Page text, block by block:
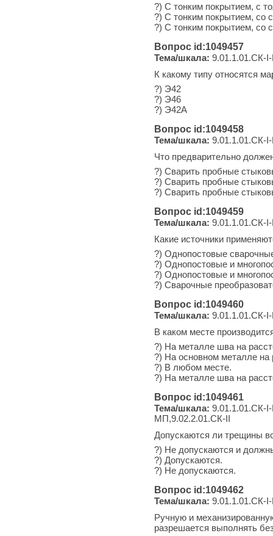
?) С тонким покрытием, с
?) С тонким покрытием, со
?) С тонким покрытием, со
Вопрос id:1049457
Тема/шкала: 9.01.1.01.СК-
К какому типу
?) Э42
?) Э46
?) Э42А
Вопрос id:1049458
Тема/шкала: 9.01.1.01.СК-
Что предварительно
?) Сварить пробные
?) Сварить пробные
?) Сварить пробные
Вопрос id:1049459
Тема/шкала: 9.01.1.01.СК-
Какие источники
?) Однопостовые
?) Однопостовые и
?) Однопостовые и
?) Сварочные
Вопрос id:1049460
Тема/шкала: 9.01.1.01.СК-
В каком месте
?) На металле шва на
?) На основном металле на
?) В любом месте.
?) На металле шва на
Вопрос id:1049461
Тема/шкала: 9.01.1.01.СК-
МП,9.02.2.01.СК-II
Допускаются ли трещины
?) Не допускаются и
?) Допускаются.
?) Не допускаются.
Вопрос id:1049462
Тема/шкала: 9.01.1.01.СК-
Ручную и
разрешается выполнять